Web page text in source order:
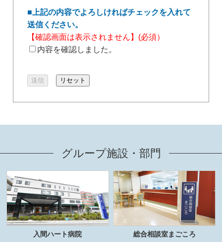
■上記の内容でよろしければチェックを入れて
送信ください。
【確認画面は表示されません】(必須）
内容を確認しました。
グループ施設・部門
入間ハート病院 総合相談室まごころ